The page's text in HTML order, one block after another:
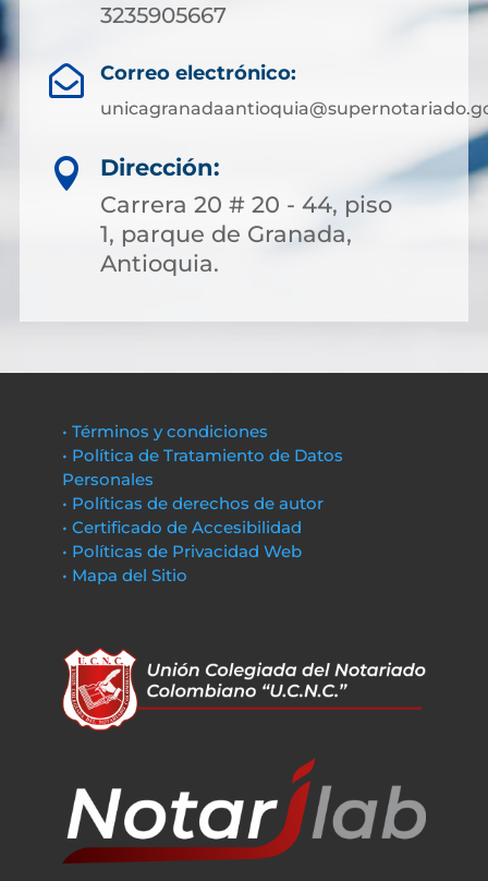
3235905667
 Correo electrónico:

Dirección:
Carrera 20 # 20 - 44, piso
1, parque de Granada,
Antioquia.
• Términos y condiciones
• Política de Tratamiento de Datos
Personales
• Políticas de derechos de autor
• Certificado de Accesibilidad
• Políticas de Privacidad Web
• Mapa del Sitio